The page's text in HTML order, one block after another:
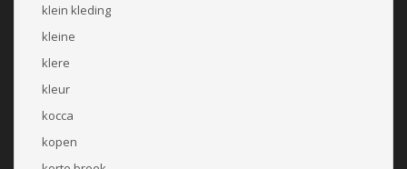
klein kleding
kleine
klere
kleur
kocca
kopen